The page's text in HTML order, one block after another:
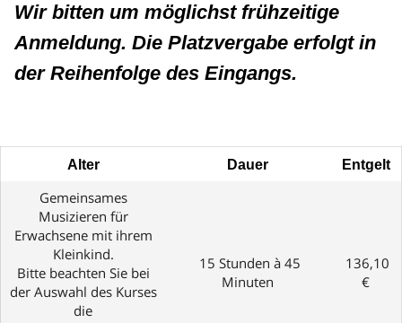
Wir bitten um möglichst frühzeitige
Anmeldung. Die Platzvergabe erfolgt in
der Reihenfolge des Eingangs.
Alter Dauer Entgelt
Gemeinsames
Musizieren für
Erwachsene mit ihrem
Kleinkind.
Bitte beachten Sie bei
der Auswahl des Kurses
die
15 Stunden à 45
Minuten
136,10
€